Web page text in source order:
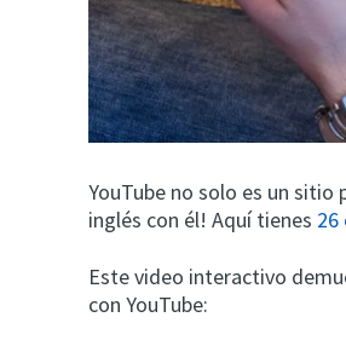
YouTube no solo es un
inglés con él! Aquí tienes 26
Este video interactivo
con YouTube: